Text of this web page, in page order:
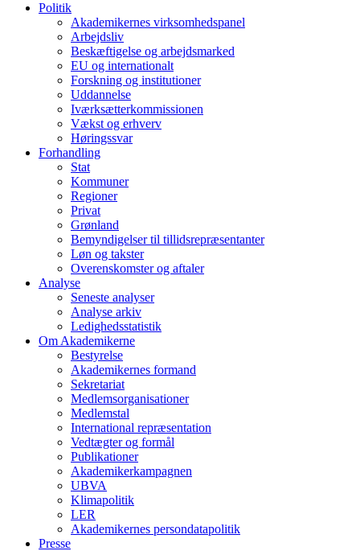
Politik
Akademikernes virksomhedspanel
Arbejdsliv
Beskæftigelse og arbejdsmarked
EU og internationalt
Forskning og institutioner
Uddannelse
Iværksætterkommissionen
Vækst og erhverv
Høringssvar
Forhandling
Stat
Kommuner
Regioner
Privat
Grønland
Bemyndigelser til tillidsrepræsentanter
Løn og takster
Overenskomster og aftaler
Analyse
Seneste analyser
Analyse arkiv
Ledighedsstatistik
Om Akademikerne
Bestyrelse
Akademikernes formand
Sekretariat
Medlemsorganisationer
Medlemstal
International repræsentation
Vedtægter og formål
Publikationer
Akademikerkampagnen
UBVA
Klimapolitik
LER
Akademikernes persondatapolitik
Presse